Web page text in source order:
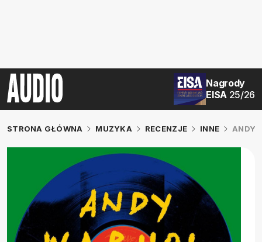
Nagrody
EISA 25/26
STRONA GŁÓWNA MUZYKA RECENZJE INNE ANDY